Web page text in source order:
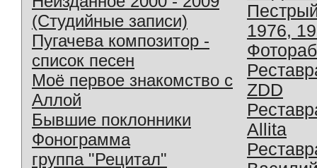
(Студийные записи)
Пугачева композитор -
список песен
Моё первое знакомство с
Аллой
Бывшие поклонники
Фонограмма
группа "Рецитал"
1976,
ZDD
Allita